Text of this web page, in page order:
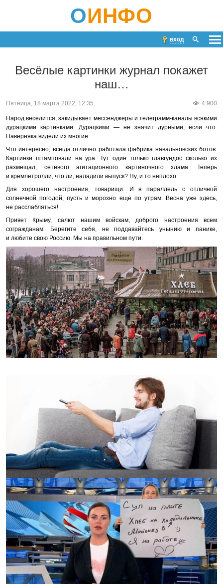
ОИНФО
вход
Весёлые картинки журнал покажет
наш…
4 900
Пятница, 18 марта 2022, 12:35
Народ веселится, закидывает мессенджеры и телеграмм-каналы всякими
дурацкими картинками. Дурацкими — не значит дурными, если что.
Наверняка видели их многие.
Что интересно, всегда отлично работала фабрика навальновских ботов.
Картинки штамповали на ура. Тут один только главгундос сколько их
размещал, сетевого агитационного картиночного хлама. Теперь
и кремлетролли, что ли, наладили выпуск? Ну, и то неплохо.
Для хорошего настроения, товарищи. И в параллель с отличной
солнечной погодой, пусть и морозно ещё по утрам. Весна уже здесь,
не расслабляться!
Привет Крыму, салют нашим войскам, доброго настроения всем
согражданам. Берегите себя, не поддавайтесь унынию и панике,
и любите свою Россию. Мы на правильном пути.